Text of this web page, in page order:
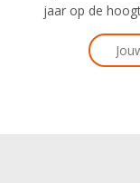
jaar op de